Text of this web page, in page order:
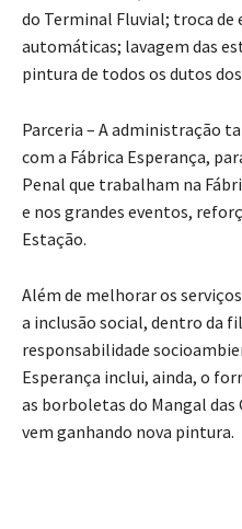
do Terminal Fluvial; troca de
automáticas; lavagem das
pintura de todos os dutos
Parceria – A administração
com a Fábrica Esperança,
Penal que trabalham na
e nos grandes eventos,
Estação.
Além de melhorar os
a inclusão social, dentro da
responsabilidade
Esperança inclui, ainda, o
as borboletas do Mangal das
vem ganhando nova pintura.